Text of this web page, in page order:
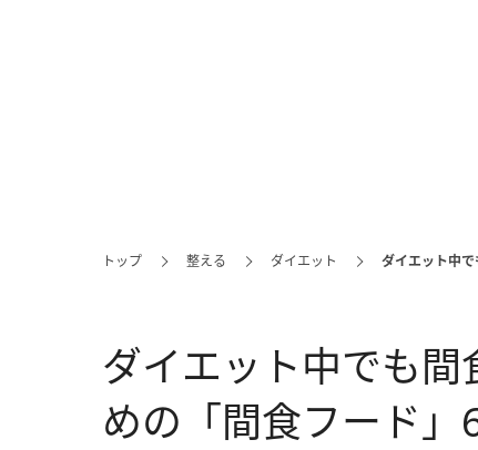
トップ 整える ダイエット ダイエット中
ダイエット中でも
めの「間食フード」